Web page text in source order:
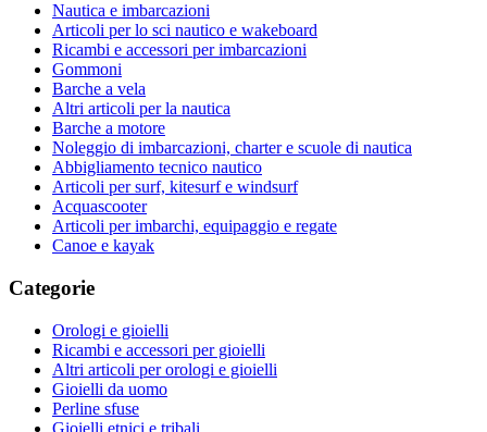
Nautica e imbarcazioni
Articoli per lo sci nautico e wakeboard
Ricambi e accessori per imbarcazioni
Gommoni
Barche a vela
Altri articoli per la nautica
Barche a motore
Noleggio di imbarcazioni, charter e scuole di nautica
Abbigliamento tecnico nautico
Articoli per surf, kitesurf e windsurf
Acquascooter
Articoli per imbarchi, equipaggio e regate
Canoe e kayak
Categorie
Orologi e gioielli
Ricambi e accessori per gioielli
Altri articoli per orologi e gioielli
Gioielli da uomo
Perline sfuse
Gioielli etnici e tribali